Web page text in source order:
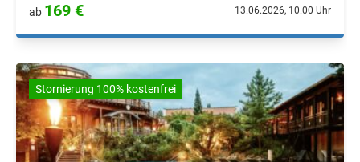
ab 169 € 13.06.2026, 10.00 Uhr
Stornierung 100% kostenfrei